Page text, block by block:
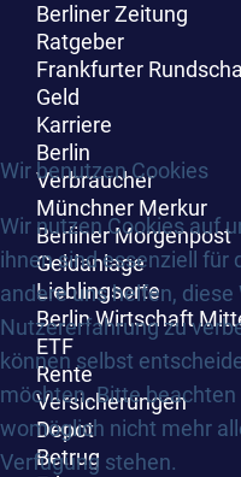
Berliner Zeitung
Ratgeber
Frankfurter
Geld
Karriere
Berlin
Verbraucher
Münchner Merkur
Berliner Morgenpost
Geldanlage
Lieblingsorte
Berlin Wirtschaft
ETF
Rente
Versicherungen
Depot
Betrug
Wir benutzen Cookies
Wir nutzen Cookies auf
ihnen sind essenziell für
andere uns helfen, diese
Nutzererfahrung zu
können selbst
möchten. Bitte beachten
womöglich nicht mehr
Verfügung stehen.